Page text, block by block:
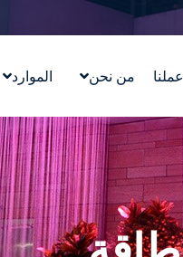
الفني
عملنا من نحن
قصتنا
قيمنا
تعرّف على الفريق
الوظائف
الموارد
التعليم
المدونة
في